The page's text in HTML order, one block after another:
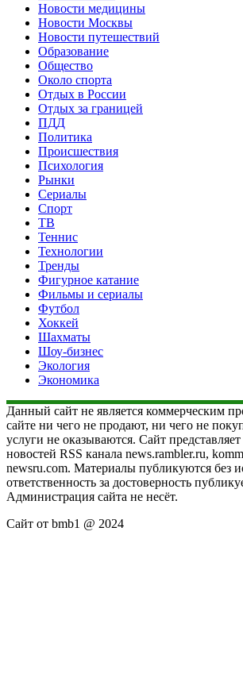
Новости медицины
Новости Москвы
Новости путешествий
Образование
Общество
Около спорта
Отдых в России
Отдых за границей
ПДД
Политика
Происшествия
Психология
Рынки
Сериалы
Спорт
ТВ
Теннис
Технологии
Тренды
Фигурное катание
Фильмы и сериалы
Футбол
Хоккей
Шахматы
Шоу-бизнес
Экология
Экономика
Данный сайт не является коммерческим
сайте ни чего не продают, ни чего не
услуги не оказываются. Сайт
новостей RSS канала news.rambler.ru,
newsru.com. Материалы публикуются без
ответственность за достоверность
Администрация сайта не несёт.
Сайт от bmb1 @ 2024